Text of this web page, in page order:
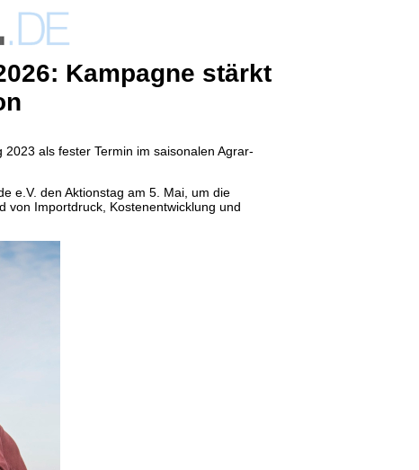
Kampagne stärkt
als fester Termin im saisonalen Agrar-
e.V. den Aktionstag am 5. Mai, um die
von Importdruck, Kostenentwicklung und